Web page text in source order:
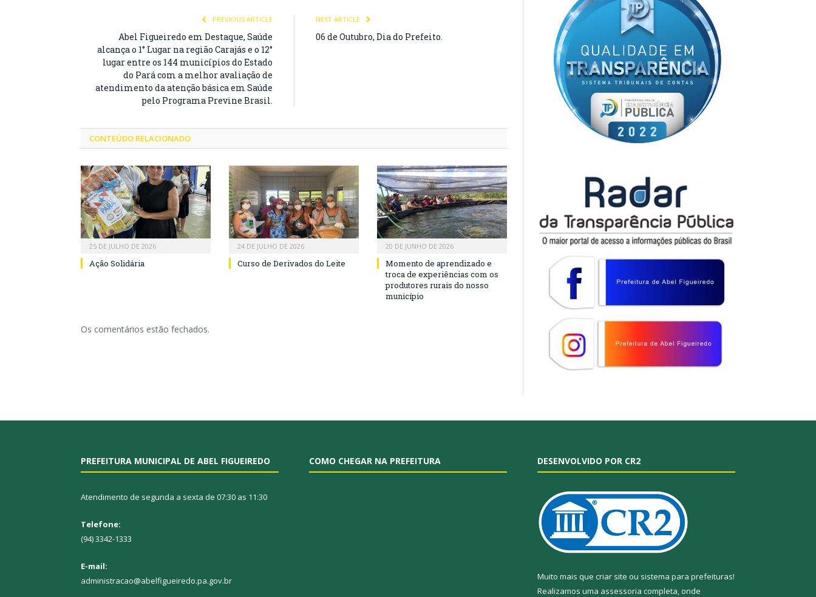
PREVIOUS ARTICLE
Abel Figueiredo em Destaque, Saúde
alcança o 1° Lugar na região Carajás e o 12°
lugar entre os 144 municípios do Estado
do Pará com a melhor avaliação de
atendimento da atenção básica em Saúde
pelo Programa Previne Brasil.
NEXT ARTICLE
06 de Outubro, Dia do Prefeito.
CONTEÚDO RELACIONADO
25 DE JULHO DE 2026
Ação Solidária
24 DE JULHO DE 2026
Curso de Derivados do Leite
20 DE JUNHO DE 2026
Momento de aprendizado e
troca de experiências com os
produtores rurais do nosso
município
Os comentários estão fechados.
PREFEITURA MUNICIPAL DE ABEL FIGUEIREDO
Atendimento de segunda a sexta de 07:30 as 11:30
Telefone:
(94) 3342-1333
E-mail:
administracao@abelfigueiredo.pa.gov.br
COMO CHEGAR NA PREFEITURA DESENVOLVIDO POR CR2
Muito mais que criar site ou sistema para prefeituras!
Realizamos uma assessoria completa, onde